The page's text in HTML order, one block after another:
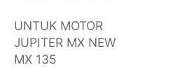
UNTUK MOTOR
JUPITER MX NEW
MX 135